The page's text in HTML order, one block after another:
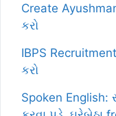
Create
કરો
IBPS
કરો
Spoken English: